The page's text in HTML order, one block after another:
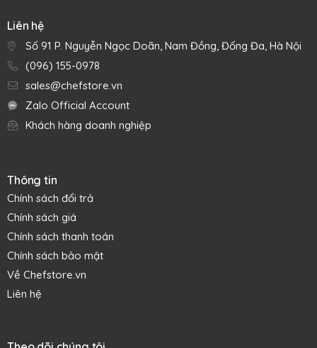
Đặc điểm nổi bật
Liên hệ
Số 91 P. Nguyễn Ngọc Doãn, Nam Đồng, Đống Đa, Hà Nội
(096) 155-0978
sales@chefstore.vn
Zalo Official Account
Khách hàng doanh nghiệp
Thông tin
Chính sách đổi trả
Chính sách giá
Chính sách thanh toán
Chính sách bảo mật
Về Chefstore.vn
Liên hệ